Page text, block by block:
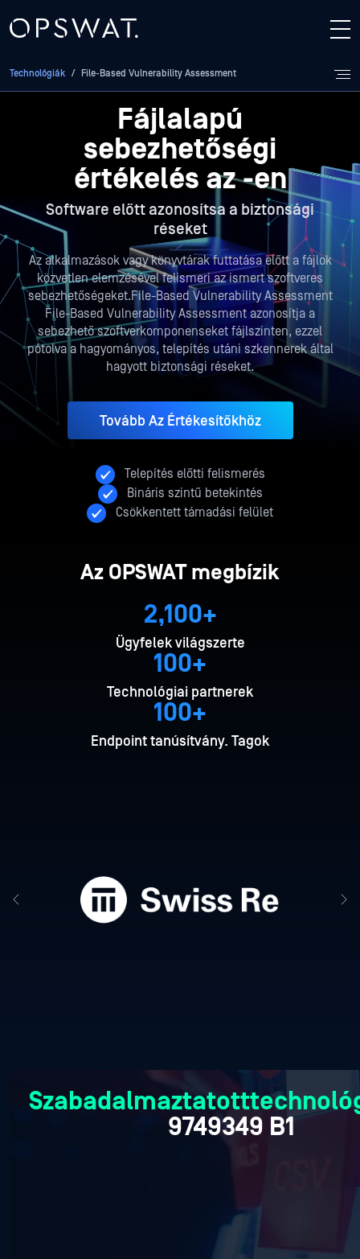
Technológiák / File-Based Vulnerability Assessment
Fájlalapú
sebezhetőségi
értékelés az-en
Software előtt azonosítsa a biztonsági
réseket
Az alkalmazások vagy könyvtárak futtatása előtt a fájlok
közvetlen elemzésével felismeri az ismert szoftveres
sebezhetőségeket.File-Based Vulnerability Assessment
File-Based Vulnerability Assessment azonosítja a
sebezhető szoftverkomponenseket fájlszinten, ezzel
pótolva a hagyományos, telepítés utáni szkennerek által
hagyott biztonsági réseket.
Tovább Az Értékesítőkhöz
Telepítés előtti felismerés
Bináris szintű betekintés
Csökkentett támadási felület
Az OPSWAT megbízik
2,100+
Ügyfelek világszerte
100+
Technológiai partnerek
100+
Endpoint tanúsítvány. Tagok
Szabadalmaztatott
9749349 B1